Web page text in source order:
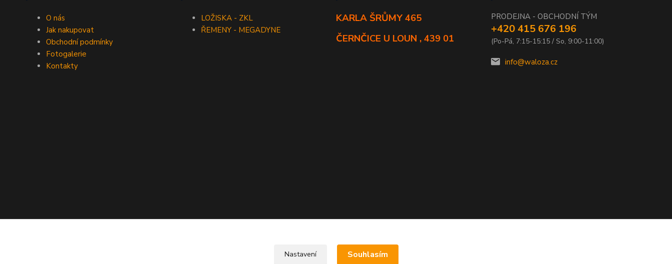
O nás
Jak nakupovat
Obchodní podmínky
Fotogalerie
Kontakty
LOŽISKA - ZKL
ŘEMENY - MEGADYNE
KARLA ŠRŮMY 465
ČERNČICE U LOUN , 439 01
PRODEJNA - OBCHODNÍ TÝM
+420 415 676 196
(Po-Pá, 7:15-15:15 / So, 9:00-11:00)
info@waloza.cz
Nastavení Souhlasím